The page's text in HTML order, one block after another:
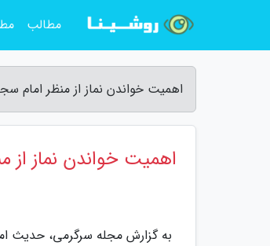
اهمیت خواندن نماز از منظر امام
اهمیت خواندن نماز از
به گزارش مجله سرگرمی، حدیث
مطالب